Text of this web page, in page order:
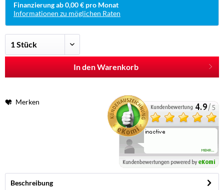
Finanzierung ab 0,00 € pro Monat
Informationen zu möglichen Raten
In den Warenkorb
Merken
Beschreibung